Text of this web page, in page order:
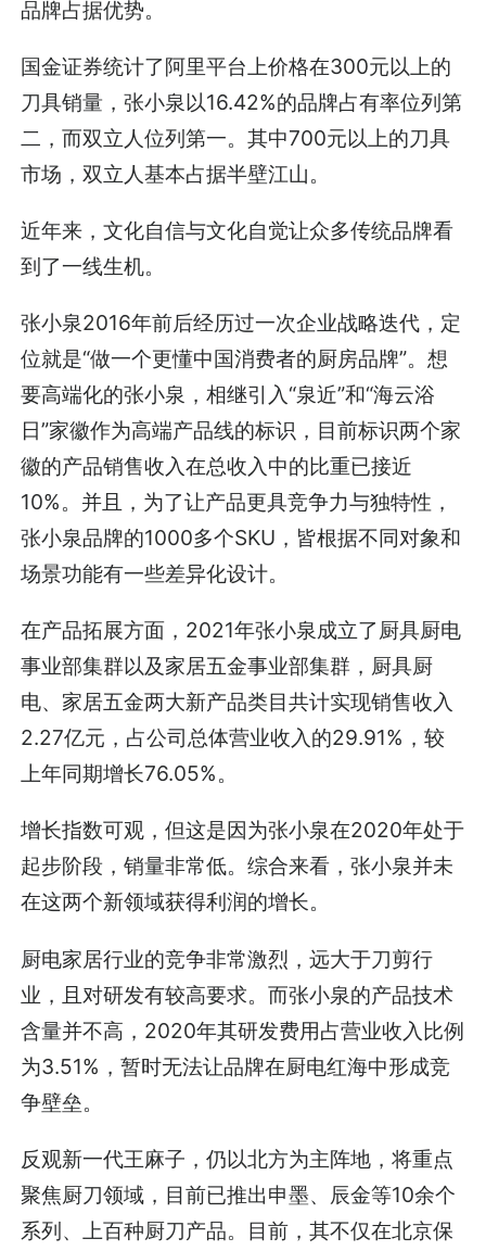
品牌占据优势。
国金证券统计了阿里平台上价格在300元以上的
刀具销量，张小泉以16.42%的品牌占有率位列第
二，而双立人位列第一。其中700元以上的刀具
市场，双立人基本占据半壁江山。
近年来，文化自信与文化自觉让众多传统品牌看
到了一线生机。
张小泉2016年前后经历过一次企业战略迭代，定
位就是“做一个更懂中国消费者的厨房品牌”。想
要高端化的张小泉，相继引入“泉近”和“海云浴
日”家徽作为高端产品线的标识，目前标识两个家
徽的产品销售收入在总收入中的比重已接近
10%。并且，为了让产品更具竞争力与独特性，
张小泉品牌的1000多个SKU，皆根据不同对象和
场景功能有一些差异化设计。
在产品拓展方面，2021年张小泉成立了厨具厨电
事业部集群以及家居五金事业部集群，厨具厨
电、家居五金两大新产品类目共计实现销售收入
2.27亿元，占公司总体营业收入的29.91%，较
上年同期增长76.05%。
增长指数可观，但这是因为张小泉在2020年处于
起步阶段，销量非常低。综合来看，张小泉并未
在这两个新领域获得利润的增长。
厨电家居行业的竞争非常激烈，远大于刀剪行
业，且对研发有较高要求。而张小泉的产品技术
含量并不高，2020年其研发费用占营业收入比例
为3.51%，暂时无法让品牌在厨电红海中形成竞
争壁垒。
反观新一代王麻子，仍以北方为主阵地，将重点
聚焦厨刀领域，目前已推出申墨、辰金等10余个
系列、上百种厨刀产品。目前，其不仅在北京保